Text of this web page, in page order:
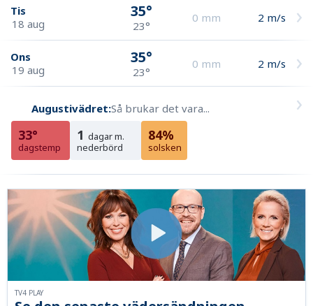
Tis
18 aug
35°
23°
0 mm 2 m/s
Ons
19 aug
35°
23°
0 mm 2 m/s
Augustivädret:Så brukar det vara...
33°
dagstemp
1 dagar m.
nederbörd
84%
solsken
TV4 PLAY